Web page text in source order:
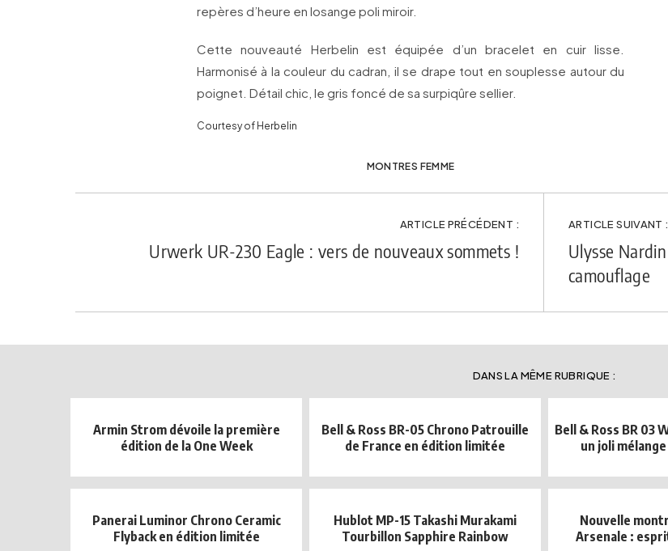
repères d’heure en losange poli miroir.
Cette nouveauté Herbelin est équipée d’un bracelet en cuir lisse.
Harmonisé à la couleur du cadran, il se drape tout en souplesse autour du
poignet. Détail chic, le gris foncé de sa surpiqûre sellier.
Courtesy of Herbelin
MONTRES FEMME
ARTICLE PRÉCÉDENT :
Urwerk UR-230 Eagle : vers de nouveaux sommets !
ARTICLE SUIVANT :
Ulysse
camouflage
DANS LA MÊME RUBRIQUE :
Armin Strom dévoile la première
édition de la One Week
Bell & Ross BR-05 Chrono Patrouille
de France en édition limitée
Bell & Ross BR 03
un joli
Panerai Luminor Chrono Ceramic
Flyback en édition limitée
Hublot MP-15 Takashi Murakami
Tourbillon Sapphire Rainbow
Nouvelle
Arsenale :